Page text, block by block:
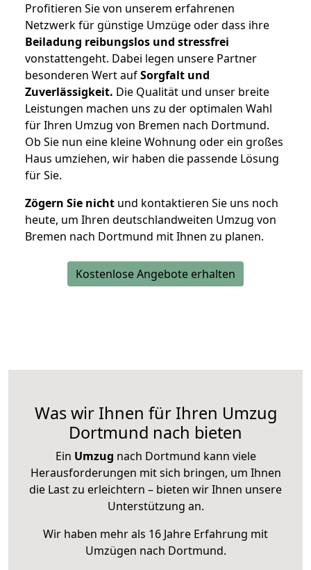
Profitieren Sie von unserem erfahrenen
Netzwerk für günstige Umzüge oder dass ihre
Beiladung reibungslos und stressfrei
vonstattengeht. Dabei legen unsere Partner
besonderen Wert aufSorgfalt und
Zuverlässigkeit. Die Qualität und unser breite
Leistungen machen uns zu der optimalen Wahl
für Ihren Umzug von Bremen nach Dortmund.
Ob Sie nun eine kleine Wohnung oder ein großes
Haus umziehen, wir haben die passende Lösung
für Sie.
Zögern Sie nicht und kontaktieren Sie uns noch
heute, um Ihren deutschlandweiten Umzug von
Bremen nach Dortmund mit Ihnen zu planen.
Kostenlose Angebote erhalten
Was wir Ihnen für Ihren Umzug
Dortmund nach bieten
Ein Umzug nach Dortmund kann viele
Herausforderungen mit sich bringen, um Ihnen
die Last zu erleichtern – bieten wir Ihnen unsere
Unterstützung an.
Wir haben mehr als 16 Jahre Erfahrung mit
Umzügen nach Dortmund.